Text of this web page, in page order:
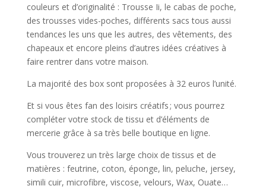
couleurs et d’originalité : Trousse Ii, le cabas de poche,
des trousses vides-poches, différents sacs tous aussi
tendances les uns que les autres, des vêtements, des
chapeaux et encore pleins d’autres idées créatives à
faire rentrer dans votre maison.
La majorité des box sont proposées à 32 euros l’unité.
Et si vous êtes fan des loisirs créatifs ; vous pourrez
compléter votre stock de tissu et d’éléments de
mercerie grâce à sa très belle boutique en ligne.
Vous trouverez un très large choix de tissus et de
matières : feutrine, coton, éponge, lin, peluche, jersey,
simili cuir, microfibre, viscose, velours, Wax, Ouate…